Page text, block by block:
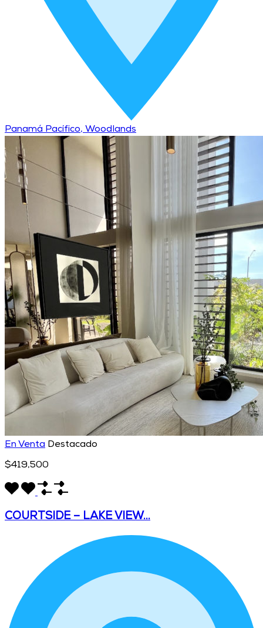
Panamá Pacífico, Woodlands
En Venta Destacado
$419,500
COURTSIDE – LAKE VIEW…